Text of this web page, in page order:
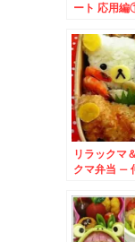
ート 応用
リラックマ
クマ弁当 –
るキャラ達♪